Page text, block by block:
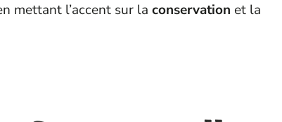
mettant l’accent sur la conservation et la